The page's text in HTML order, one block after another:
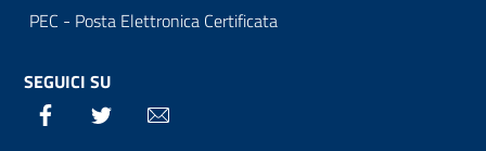
PEC - Posta Elettronica Certificata
SEGUICI SU
Facebook Twitter